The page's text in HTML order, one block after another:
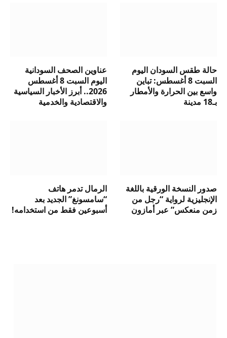
حالة طقس السودان اليوم
السبت 8 أغسطس: تباين
واسع بين الحرارة والأمطار
بـ18 مدينة
عناوين الصحف السودانية
اليوم السبت 8 أغسطس
2026.. أبرز الأخبار السياسية
والاقتصادية والخدمية
صدور النسخة الورقية باللغة
الإنجليزية لرواية “رجل من
زمن منعكس” عبر أمازون
الرمال تدمر هاتف
“سامسونغ” الجديد بعد
أسبوعين فقط من استخدامه!